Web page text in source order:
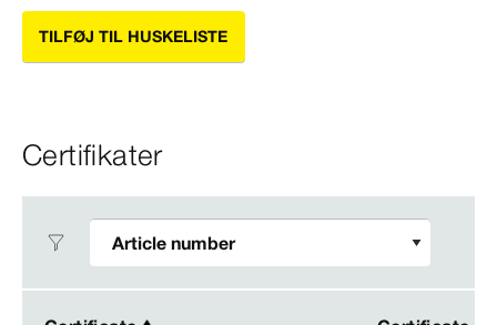
TILFØJ TIL HUSKELISTE
Certifikater